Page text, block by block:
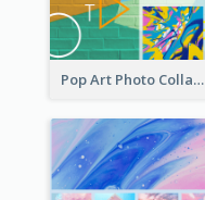
Pop Art Photo Collage